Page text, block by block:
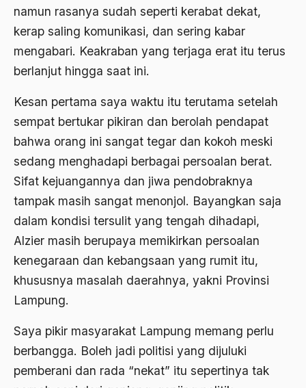
namun rasanya sudah seperti kerabat dekat,
kerap saling komunikasi, dan sering kabar
mengabari. Keakraban yang terjaga erat itu terus
berlanjut hingga saat ini.
Kesan pertama saya waktu itu terutama setelah
sempat bertukar pikiran dan berolah pendapat
bahwa orang ini sangat tegar dan kokoh meski
sedang menghadapi berbagai persoalan berat.
Sifat kejuangannya dan jiwa pendobraknya
tampak masih sangat menonjol. Bayangkan saja
dalam kondisi tersulit yang tengah dihadapi,
Alzier masih berupaya memikirkan persoalan
kenegaraan dan kebangsaan yang rumit itu,
khususnya masalah daerahnya, yakni Provinsi
Lampung.
Saya pikir masyarakat Lampung memang perlu
berbangga. Boleh jadi politisi yang dijuluki
pemberani dan rada “nekat” itu sepertinya tak
1993
1992
1991
1988
1987
1986
1985
1984
1983
1980
1979
Adaptif Islam
adat
Adat Pra-Islam
Adat Siri
Adi Sasono
Adipati Unus
Administrasi Negara
Adnan Buyung Nasution
Adopsi
Advisors
Aera-Europa